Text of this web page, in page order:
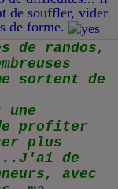
de souffler, vider
de forme.
de randos,
sortent de
profiter
plus
de
avec